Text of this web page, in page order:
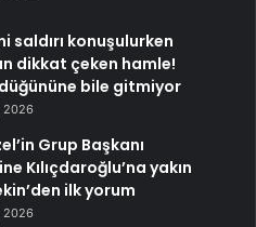
saldırı konuşulurken
dikkat çeken hamle!
bile gitmiyor
2026
Grup Başkanı
Kılıçdaroğlu’na yakın
ilk yorum
2026